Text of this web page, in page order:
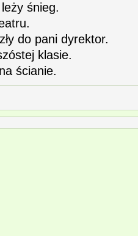
śnieg.
do pani dyrektor.
klasie.
ścianie.